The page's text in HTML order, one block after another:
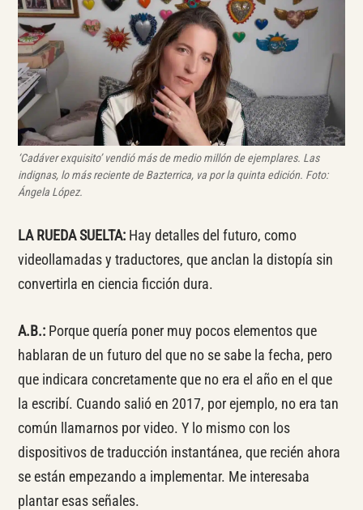
‘Cadáver exquisito’ vendió más de medio millón de ejemplares. Las
indignas, lo más reciente de Bazterrica, va por la quinta edición. Foto:
Ángela López.
LA RUEDA SUELTA:Hay detalles del futuro, como
videollamadas y traductores, que anclan la distopía sin
convertirla en ciencia ficción dura.
A.B.:Porque quería poner muy pocos elementos que
hablaran de un futuro del que no se sabe la fecha, pero
que indicara concretamente que no era el año en el que
la escribí. Cuando salió en 2017, por ejemplo, no era tan
común llamarnos por video. Y lo mismo con los
dispositivos de traducción instantánea, que recién ahora
se están empezando a implementar. Me interesaba
plantar esas señales.